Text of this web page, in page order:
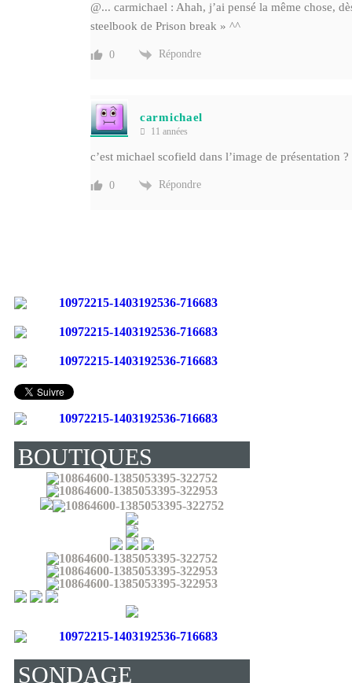
@... carmichael : Ahah, j’ai pensé la même chose,
steelbook de Prison break » ^^
0 Répondre
carmichael
11 années
c’est michael scofield dans l’image de présentation
0 Répondre
BOUTIQUES
(LIVRENT EN
FRANCE) :
SONDAGE